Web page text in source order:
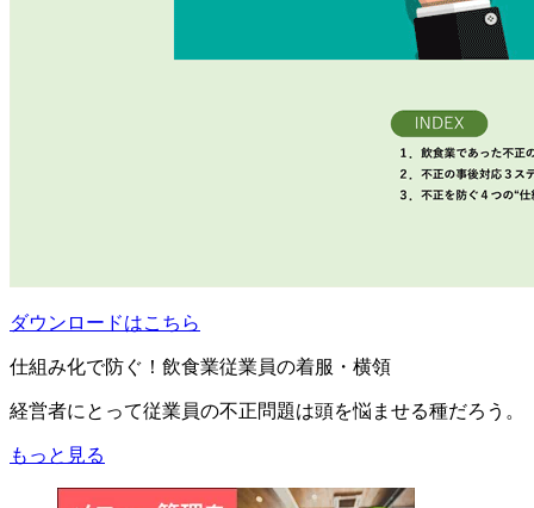
ダウンロードはこちら
仕組み化で防ぐ！飲食業従業員の着服・横領
経営者にとって従業員の不正問題は頭を悩ませる種だろう。
もっと見る